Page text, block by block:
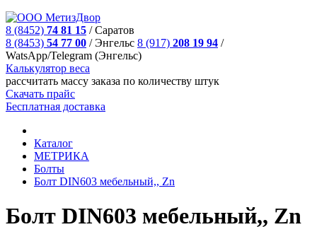
8 (8452) 74 81 15 /Саратов
8 (8453) 54 77 00 /Энгельс 8 (917) 208 19 94 /
WatsApp/Telegram (Энгельс)
Калькулятор веса
рассчитать массу заказа по количеству штук
Скачать прайс
Бесплатная доставка
Каталог
МЕТРИКА
Болты
Болт DIN603 мебельный,, Zn
Болт DIN603 мебельный,, Zn